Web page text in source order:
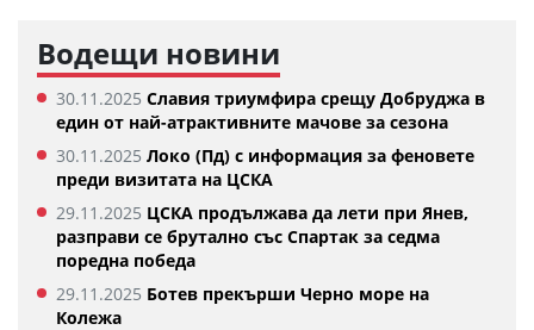
Водещи новини
30.11.2025 Славия триумфира срещу Добруджа в
един от най-атрактивните мачове за сезона
30.11.2025 Локо (Пд) с информация за феновете
преди визитата на ЦСКА
29.11.2025 ЦСКА продължава да лети при Янев,
разправи се брутално със Спартак за седма
поредна победа
29.11.2025 Ботев прекърши Черно море на
Колежа